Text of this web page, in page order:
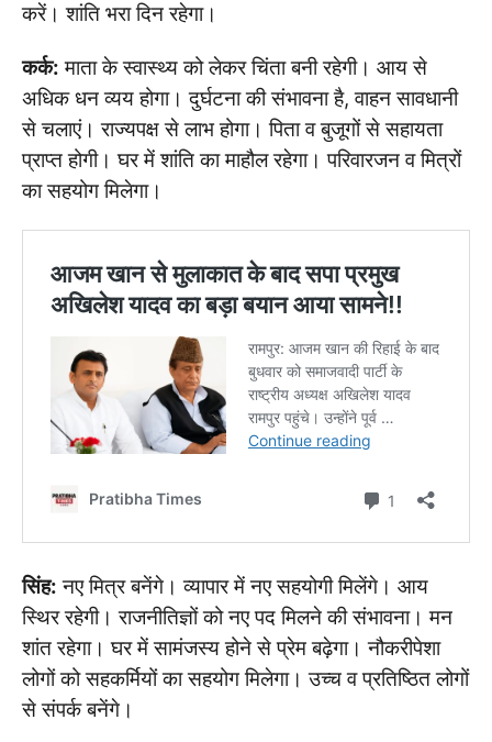
करें। शांति भरा दिन रहेगा।
कर्क: माता के स्वास्थ्य को लेकर चिंता बनी रहेगी। आय से
अधिक धन व्यय होगा। दुर्घटना की संभावना है, वाहन सावधानी
से चलाएं। राज्यपक्ष से लाभ होगा। पिता व बुजूगों से सहायता
प्राप्त होगी। घर में शांति का माहौल रहेगा। परिवारजन व मित्रों
का सहयोग मिलेगा।
सिंह: नए मित्र बनेंगे। व्यापार में नए सहयोगी मिलेंगे। आय
स्थिर रहेगी। राजनीतिज्ञों को नए पद मिलने की संभावना। मन
शांत रहेगा। घर में सामंजस्य होने से प्रेम बढ़ेगा। नौकरीपेशा
लोगों को सहकर्मियों का सहयोग मिलेगा। उच्च व प्रतिष्ठित लोगों
से संपर्क बनेंगे।